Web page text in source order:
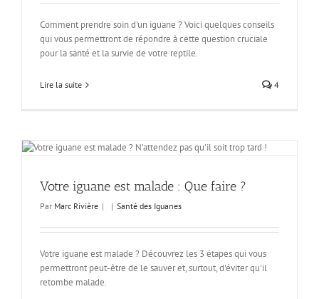
Comment prendre soin d'un iguane ? Voici quelques conseils
qui vous permettront de répondre à cette question cruciale
pour la santé et la survie de votre reptile.
Lire la suite 4
Votre iguane est malade : Que faire ?
Par Marc Rivière | | Santé des Iguanes
Votre iguane est malade ? Découvrez les 3 étapes qui vous
permettront peut-être de le sauver et, surtout, d'éviter qu'il
retombe malade.